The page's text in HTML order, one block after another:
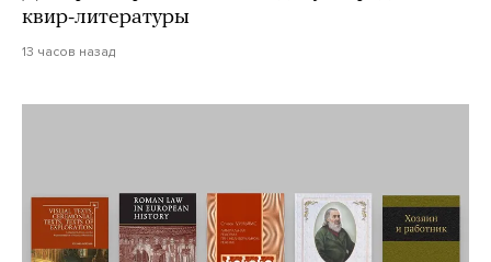
квир-литературы
13 часов назад